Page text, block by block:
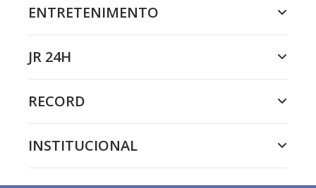
ENTRETENIMENTO
JR 24H
RECORD
INSTITUCIONAL